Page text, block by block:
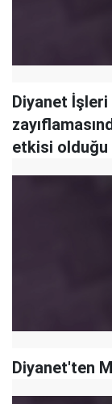
Diyanet İşleri
etkisi olduğu
Diyanet'ten